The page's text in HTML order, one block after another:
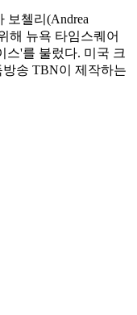
보첼리(Andrea
해 뉴욕 타임스퀘어
스'를 불렀다. 미국 크
송 TBN이 제작하는